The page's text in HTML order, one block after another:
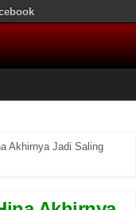
Akhirnya Jadi Saling